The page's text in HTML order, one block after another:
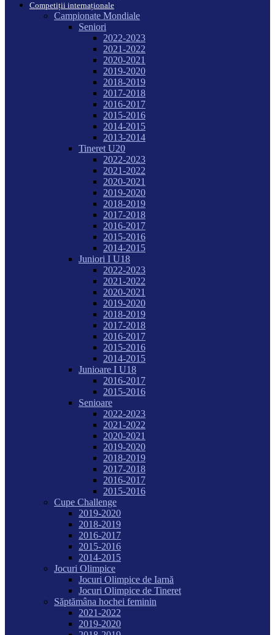
Competiții internaționale
Campionate Mondiale
Seniori
2022-2023
2021-2022
2020-2021
2019-2020
2018-2019
2017-2018
2016-2017
2015-2016
2014-2015
2013-2014
Tineret U20
2022-2023
2021-2022
2020-2021
2019-2020
2018-2019
2017-2018
2016-2017
2015-2016
2014-2015
Juniori I U18
2022-2023
2021-2022
2020-2021
2019-2020
2018-2019
2017-2018
2016-2017
2015-2016
2014-2015
Junioare I U18
2016-2017
2015-2016
Senioare
2022-2023
2021-2022
2020-2021
2019-2020
2018-2019
2017-2018
2016-2017
2015-2016
Cupe Challenge
2019-2020
2018-2019
2016-2017
2015-2016
2014-2015
Jocuri Olimpice
Jocuri Olimpice de Iarnă
Jocuri Olimpice de Tineret
Săptămâna hochei feminin
2021-2022
2019-2020